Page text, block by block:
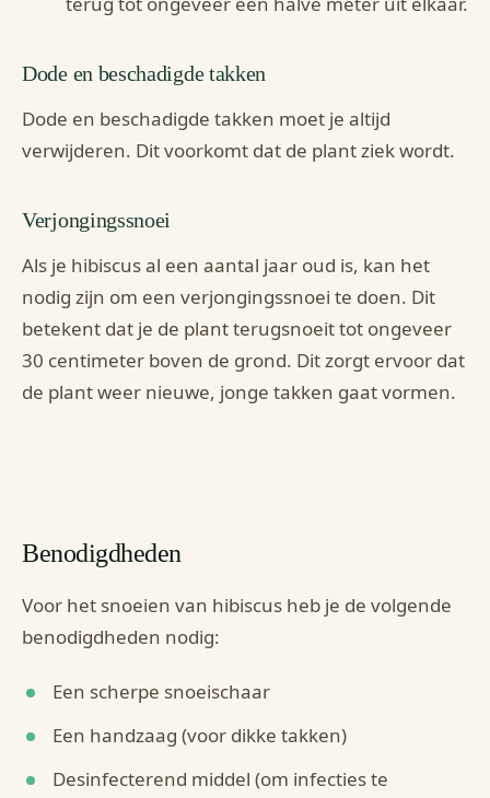
Dode en beschadigde takken
Dode en beschadigde takken moet je altijd
verwijderen. Dit voorkomt dat de plant ziek wordt.
Verjongingssnoei
Als je hibiscus al een aantal jaar oud is, kan het
nodig zijn om een verjongingssnoei te doen. Dit
betekent dat je de plant terugsnoeit tot ongeveer
30 centimeter boven de grond. Dit zorgt ervoor dat
de plant weer nieuwe, jonge takken gaat vormen.
Benodigdheden
Voor het snoeien van hibiscus heb je de volgende
benodigdheden nodig:
Een scherpe snoeischaar
Een handzaag (voor dikke takken)
Desinfecterend middel (om infecties te